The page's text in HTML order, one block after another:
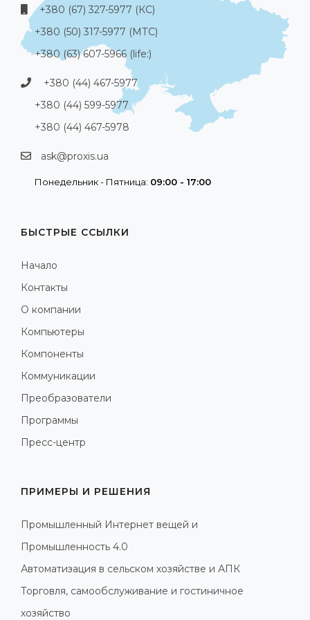
+380 (67) 327-5977 (КС)
+380 (50) 317-5977 (МТС)
+380 (63) 607-5966 (life:)
+380 (44) 467-5977
+380 (44) 599-5977
+380 (44) 467-5978
ask@proxis.ua
Понедельник - Пятница: 09:00 - 17:00
БЫСТРЫЕ ССЫЛКИ
Начало
Контакты
О компании
Компьютеры
Компоненты
Коммуникации
Преобразователи
Программы
Пресс-центр
ПРИМЕРЫ И РЕШЕНИЯ
Промышленный Интернет вещей и
Промышленность 4.0
Автоматизация в сельском хозяйстве и АПК
Торговля, самообслуживание и гостиничное
хозяйство